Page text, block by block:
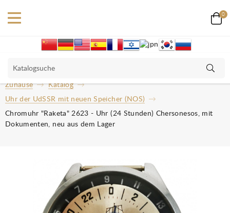
0
Zuhause
Katalog
Uhr der UdSSR mit neuen Speicher (NOS)
Chromuhr "Raketa" 2623 - Uhr (24 Stunden) Chersonesos, mit
Dokumenten, neu aus dem Lager